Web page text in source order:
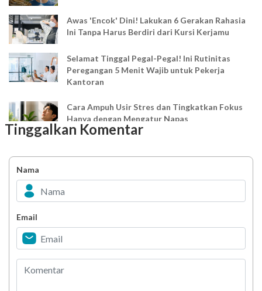
Awas 'Encok' Dini! Lakukan 6 Gerakan Rahasia
Ini Tanpa Harus Berdiri dari Kursi Kerjamu
Selamat Tinggal Pegal-Pegal! Ini Rutinitas
Peregangan 5 Menit Wajib untuk Pekerja
Kantoran
Cara Ampuh Usir Stres dan Tingkatkan Fokus
Hanya dengan Mengatur Napas
Bahagia dalam Tubuh
Minuman Manis, Teman atau Ancaman?
Berani Selesaikan Challenge 6.000 Langkah?
Tinggalkan Komentar
Nama
Email